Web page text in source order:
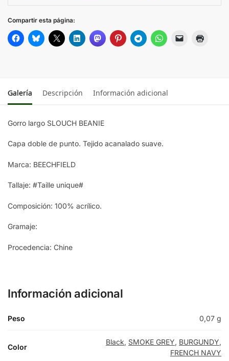
Compartir esta página:
Galería Descripción Información adicional
Gorro largo SLOUCH BEANIE
Capa doble de punto. Tejido acanalado suave.
Marca: BEECHFIELD
Tallaje: #Taille unique#
Composición: 100% acrílico.
Gramaje:
Procedencia: Chine
Información adicional
Peso 0,07 g
Color
Black, SMOKE GREY, BURGUNDY,
FRENCH NAVY